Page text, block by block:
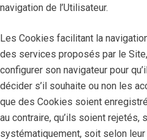
navigation de l’Utilisateur.
Les Cookies facilitant la
des services proposés par le
configurer son navigateur pour
décider s’il souhaite ou non les
que des Cookies soient
au contraire, qu’ils soient rejetés,
systématiquement, soit selon leur